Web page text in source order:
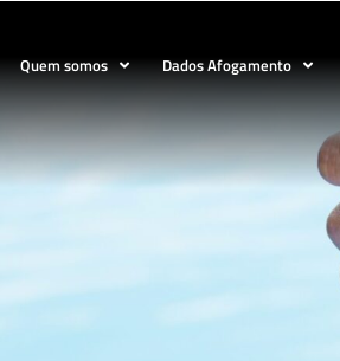
Quem somos Dados Afogamento